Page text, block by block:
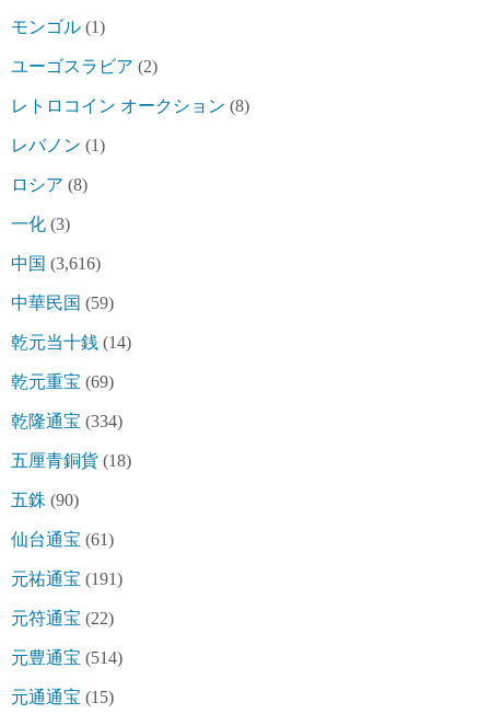
モンゴル (1)
ユーゴスラビア (2)
レトロコイン オークション (8)
レバノン (1)
ロシア (8)
一化 (3)
中国 (3,616)
中華民国 (59)
乾元当十銭 (14)
乾元重宝 (69)
乾隆通宝 (334)
五厘青銅貨 (18)
五銖 (90)
仙台通宝 (61)
元祐通宝 (191)
元符通宝 (22)
元豊通宝 (514)
元通通宝 (15)